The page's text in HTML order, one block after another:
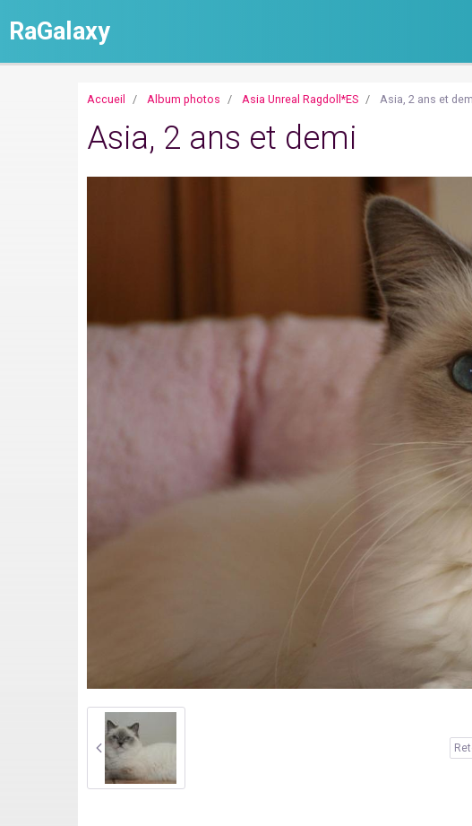
RaGalaxy
Accueil Album photos Asia Unreal Ragdoll*ES Asia, 2 ans et
Asia, 2 ans et demi